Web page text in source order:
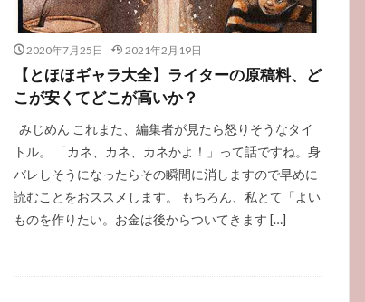
2020年7月25日 2021年2月19日
【とほほギャラ大全】ライターの原稿料、ど
こが安くてどこが高いか？
みじめん これまた、編集者が見たら怒りそうなタイ
トル。 「カネ、カネ、カネかよ！」って話ですね。身
バレしそうになったらその瞬間に消しますので早めに
読むことをおススメします。 もちろん、私とて「よい
ものを作りたい。お金は後からついてきます […]